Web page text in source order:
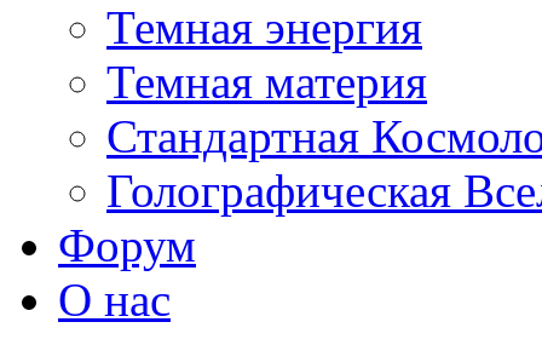
Темная энергия
Темная материя
Стандартная
Голографическая
Форум
О нас